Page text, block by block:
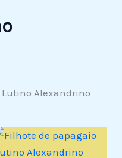
Lutino Alexandrino